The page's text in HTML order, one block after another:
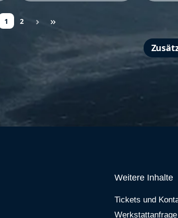
Seite
1 Seite
2
Weitere Inhalte
Tickets und
Werkstattanfrage